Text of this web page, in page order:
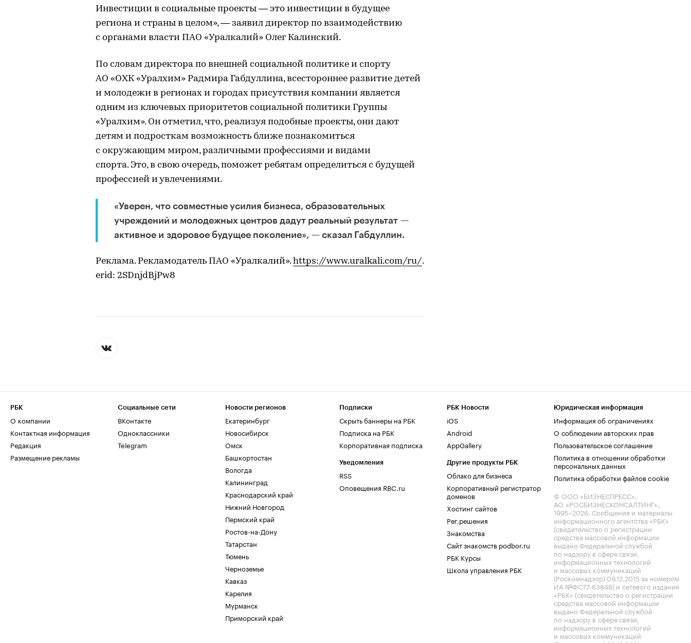
Инвестиции в социальные проекты — это инвестиции в будущее
региона и страны в целом», — заявил директор по взаимодействию
с органами власти ПАО «Уралкалий» Олег Калинский.
По словам директора по внешней социальной политике и спорту
АО «ОХК «Уралхим» Радмира Габдуллина, всестороннее развитие детей
и молодежи в регионах и городах присутствия компании является
одним из ключевых приоритетов социальной политики Группы
«Уралхим». Он отметил, что, реализуя подобные проекты, они дают
детям и подросткам возможность ближе познакомиться
с окружающим миром, различными профессиями и видами
спорта. Это, в свою очередь, поможет ребятам определиться с будущей
профессией и увлечениями.
«Уверен, что совместные усилия бизнеса, образовательных
учреждений и молодежных центров дадут реальный результат —
активное и здоровое будущее поколение», — сказал Габдуллин.
Реклама. Рекламодатель ПАО «Уралкалий».https://www.uralkali.com/ru/.
erid: 2SDnjdBjPw8
РБК
О компании
Контактная информация
Редакция
Размещение рекламы
Социальные сети
ВКонтакте
Одноклассники
Telegram
Новости регионов
Екатеринбург
Новосибирск
Омск
Башкортостан
Вологда
Калининград
Краснодарский край
Нижний Новгород
Пермский край
Ростов-на-Дону
Татарстан
Тюмень
Черноземье
Кавказ
Карелия
Мурманск
Приморский край
Подписки
Скрыть баннеры на РБК
Подписка на РБК
Корпоративная подписка
Уведомления
RSS
Оповещения RBC.ru
РБК Новости
iOS
Android
AppGallery
Другие продукты РБК
Облако для бизнеса
Корпоративный регистратор
доменов
Хостинг сайтов
Рег.решения
Знакомства
Сайт знакомств podbor.ru
РБК Курсы
Школа управления РБК
Юридическая информация
Информация об ограничениях
О соблюдении авторских прав
Пользовательское соглашение
Политика в отношении обработки
персональных данных
Политика обработки файлов cookie
© ООО «БИЗНЕСПРЕСС»,
АО «РОСБИЗНЕСКОНСАЛТИНГ»,
1995–2026. Сообщения и материалы
информационного агентства «РБК»
(свидетельство о регистрации
средства массовой информации
выдано Федеральной службой
по надзору в сфере связи,
информационных технологий
и массовых коммуникаций
(Роскомнадзор) 09.12.2015 за номером
ИА №ФС77-63848) и сетевого издания
«РБК» (свидетельство о регистрации
средства массовой информации
выдано Федеральной службой
по надзору в сфере связи,
информационных технологий
и массовых коммуникаций